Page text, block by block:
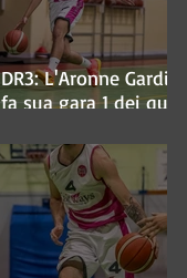
DR3: L'Aronne Gardini
fa sua gara 1 dei quarti